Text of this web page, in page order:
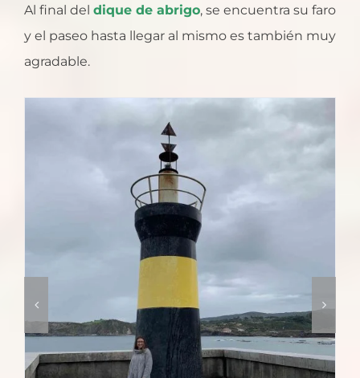
Al final del dique de abrigo, se encuentra su faro
y el paseo hasta llegar al mismo es también muy
agradable.